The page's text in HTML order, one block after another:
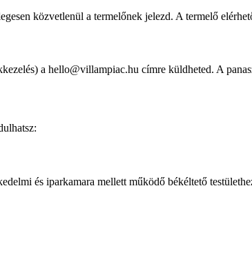
közvetlenül a termelőnek jelezd. A termelő
a hello@villampiac.hu címre küldheted. A
és iparkamara mellett működő békéltető